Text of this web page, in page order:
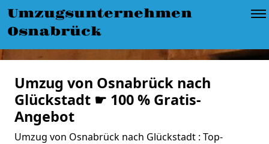
Umzugsunternehmen
Osnabrück
Umzug von Osnabrück nach
Glückstadt ☛ 100 % Gratis-
Angebot
Umzug von Osnabrück nach Glückstadt : Top-